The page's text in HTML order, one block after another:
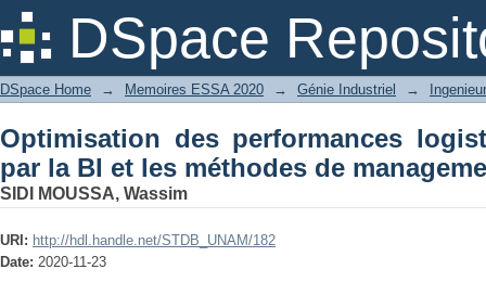
DSpace
Optimisation des performances
de management digital.
DSpace Home → Memoires ESSA 2020 → Génie Industriel →
Optimisation des performances
par la BI et les méthodes de
SIDI MOUSSA, Wassim
URI: http://hdl.handle.net/STDB_UNAM/182
Date: 2020-11-23